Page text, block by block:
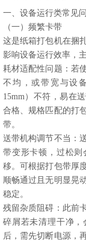
一、设备运行类常见
（一）频繁卡带
这是纸箱打包机在捆
影响设备运行效率，
耗材适配性问题：若
不均，或带宽与设
15mm）不符，易在
合格、规格匹配的打
带。
送带机构调节不当：
带变形卡顿，过松则
移。可根据打包带厚
顺畅通过且无明显晃
稳定。
残留杂质阻碍：此前
碎屑若未清理干净，
后，需先切断电源，